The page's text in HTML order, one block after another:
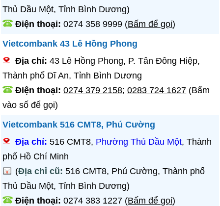
Thủ Dầu Một, Tỉnh Bình Dương)
Điện thoại:0274 358 9999 (Bấm để gọi)
Vietcombank 43 Lê Hồng Phong
Địa chỉ:43 Lê Hồng Phong, P. Tân Đông Hiệp,
Thành phố Dĩ An, Tỉnh Bình Dương
Điện thoại:0274 379 2158;0283 724 1627 (Bấm
vào số để gọi)
Vietcombank 516 CMT8, Phú Cường
Địa chỉ:516 CMT8, Phường Thủ Dầu Một, Thành
phố Hồ Chí Minh
(Địa chỉ cũ:516 CMT8, Phú Cường, Thành phố
Thủ Dầu Một, Tỉnh Bình Dương)
Điện thoại:0274 383 1227 (Bấm để gọi)